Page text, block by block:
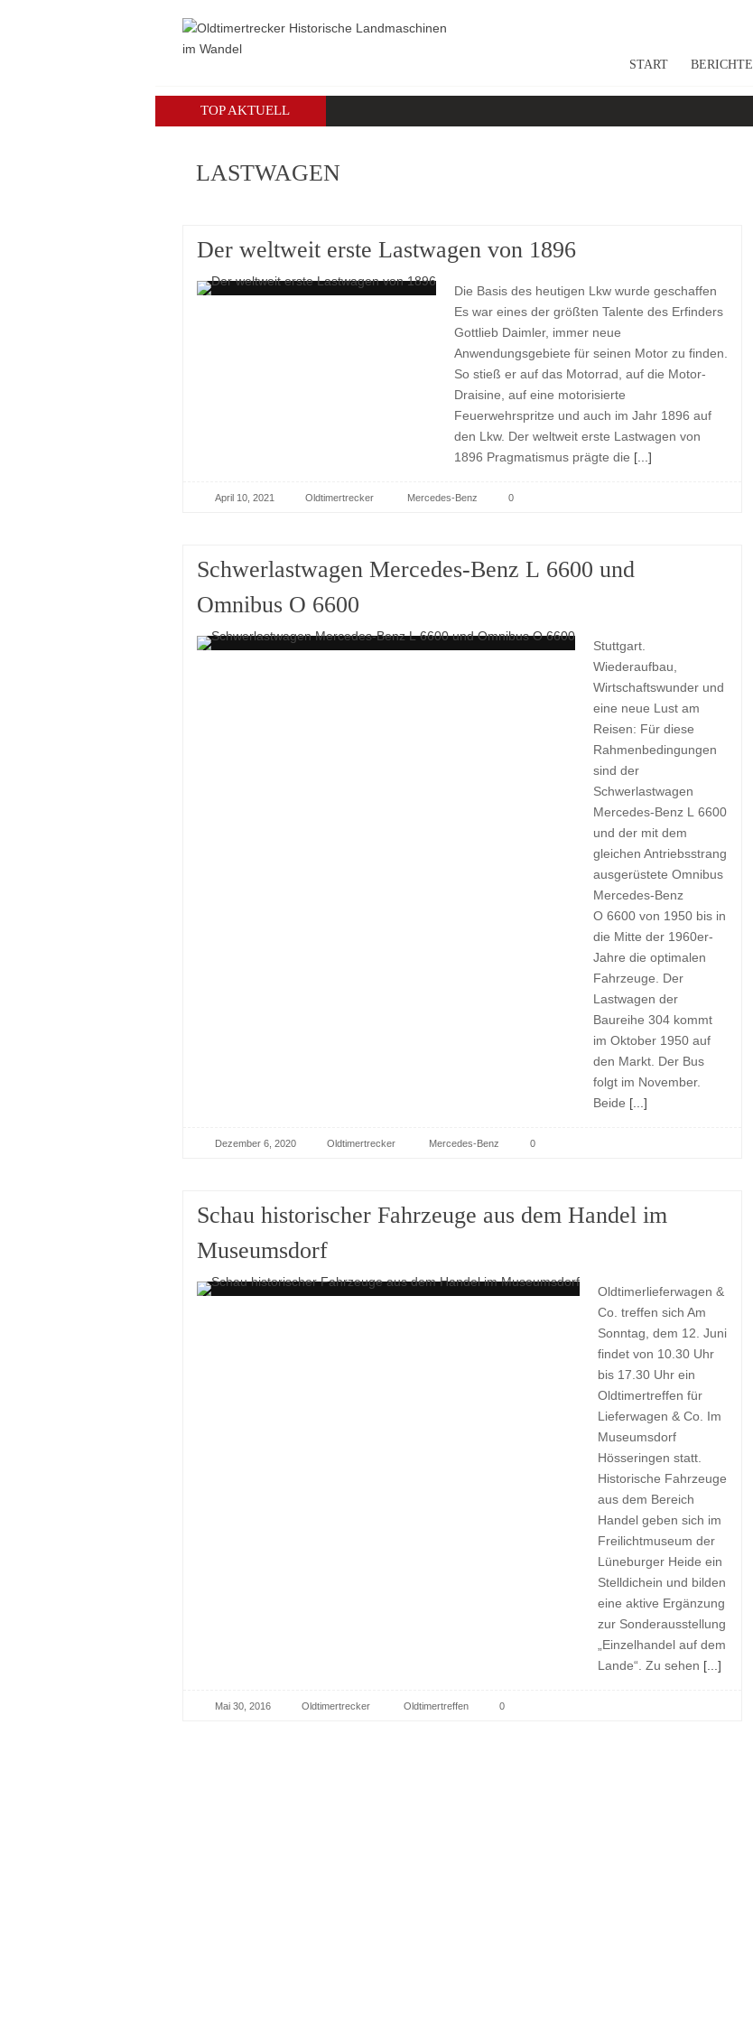
START BERICHTE
TOP AKTUELL
LASTWAGEN
Der weltweit erste Lastwagen von 1896
Die Basis des heutigen Lkw wurde geschaffen
Es war eines der größten Talente des Erfinders
Gottlieb Daimler, immer neue
Anwendungsgebiete für seinen Motor zu finden.
So stieß er auf das Motorrad, auf die Motor-
Draisine, auf eine motorisierte
Feuerwehrspritze und auch im Jahr 1896 auf
den Lkw. Der weltweit erste Lastwagen von
1896 Pragmatismus prägte die [...]
April 10, 2021 Oldtimertrecker Mercedes-Benz 0
Schwerlastwagen Mercedes-Benz L 6600 und
Omnibus O 6600
Stuttgart.
Wiederaufbau,
Wirtschaftswunder und
eine neue Lust am
Reisen: Für diese
Rahmenbedingungen
sind der
Schwerlastwagen
Mercedes-Benz L 6600
und der mit dem
gleichen Antriebsstrang
ausgerüstete Omnibus
Mercedes-Benz
O 6600 von 1950 bis in
die Mitte der 1960er-
Jahre die optimalen
Fahrzeuge. Der
Lastwagen der
Baureihe 304 kommt
im Oktober 1950 auf
den Markt. Der Bus
folgt im November.
Beide [...]
Dezember 6, 2020 Oldtimertrecker Mercedes-Benz 0
Schau historischer Fahrzeuge aus dem Handel im
Museumsdorf
Oldtimerlieferwagen &
Co. treffen sich Am
Sonntag, dem 12. Juni
findet von 10.30 Uhr
bis 17.30 Uhr ein
Oldtimertreffen für
Lieferwagen & Co. Im
Museumsdorf
Hösseringen statt.
Historische Fahrzeuge
aus dem Bereich
Handel geben sich im
Freilichtmuseum der
Lüneburger Heide ein
Stelldichein und bilden
eine aktive Ergänzung
zur Sonderausstellung
„Einzelhandel auf dem
Lande“. Zu sehen [...]
Mai 30, 2016 Oldtimertrecker Oldtimertreffen 0